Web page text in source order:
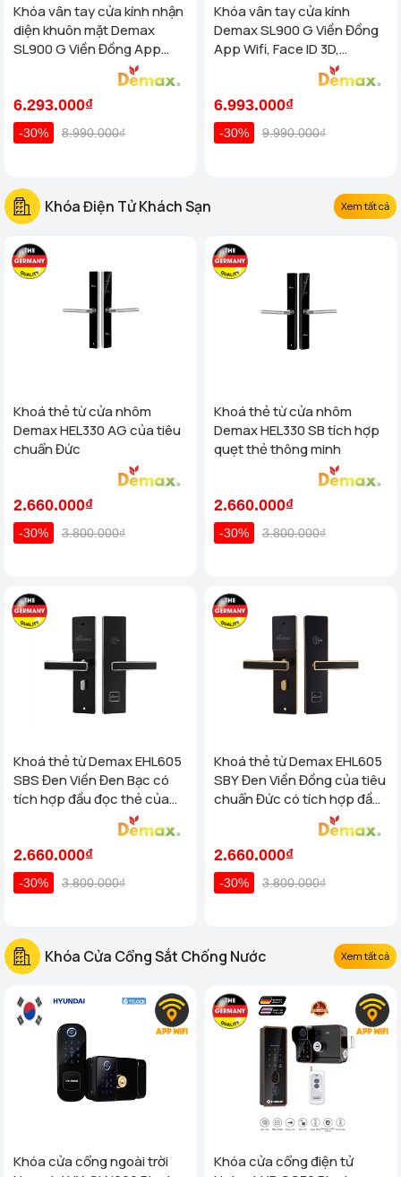
Khóa vân tay cửa kính nhận
diện khuôn mặt Demax
SL900 G Viền Đồng App
Wifi, Face ID 3D của tiêu
6.293.000₫
-30% 8.990.000₫
Khóa vân tay cửa kính
Demax SL900 G Viền Đồng
App Wifi, Face ID 3D,
Remote của tiêu chuẩn Đức
6.993.000₫
-30% 9.990.000₫
Khóa Điện Tử Khách Sạn Xem tất cả
Khoá thẻ từ cửa nhôm
Demax HEL330 AG của tiêu
chuẩn Đức
2.660.000₫
-30% 3.800.000₫
Khoá thẻ từ cửa nhôm
Demax HEL330 SB tích hợp
quẹt thẻ thông minh
2.660.000₫
-30% 3.800.000₫
Khoá thẻ từ Demax EHL605
SBS Đen Viền Đen Bạc có
tích hợp đầu đọc thẻ của
2.660.000₫
-30% 3.800.000₫
Khoá thẻ từ Demax EHL605
SBY Đen Viền Đồng của tiêu
chuẩn Đức có tích hợp đầu
2.660.000₫
-30% 3.800.000₫
Khóa Cửa Cổng Sắt Chống Nước Xem tất cả
Khóa cửa cổng ngoài trời
Khóa cửa cổng điện tử